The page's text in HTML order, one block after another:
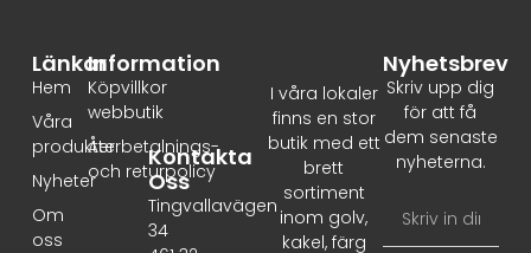
I våra lokaler
finns en stor
butik med ett
brett
sortiment
inom golv,
kakel, färg
Information
Köpvillkor
webbutik
Återbetalnings-
och returpolicy
Länkar
Hem
Våra
produkter
Nyheter
Om
oss
Kontakta
Oss
Tingvallavägen
34
Nyhetsbrev
Skriv upp dig
för att få
dem senaste
nyheterna.